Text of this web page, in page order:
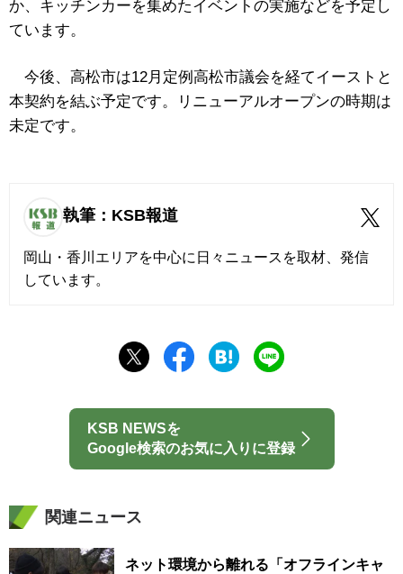
か、キッチンカーを集めたイベントの実施などを予定し
ています。
今後、高松市は12月定例高松市議会を経てイーストと
本契約を結ぶ予定です。リニューアルオープンの時期は
未定です。
執筆：KSB報道
岡山・香川エリアを中心に日々ニュースを取材、発信
しています。
KSB NEWSを
Google検索のお気に入りに登録
関連ニュース
ネット環境から離れる「オフラインキャ